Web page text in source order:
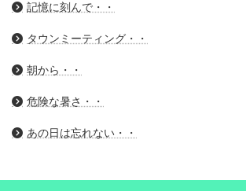
記憶に刻んで・・
タウンミーティング・・
朝から・・
危険な暑さ・・
あの日は忘れない・・